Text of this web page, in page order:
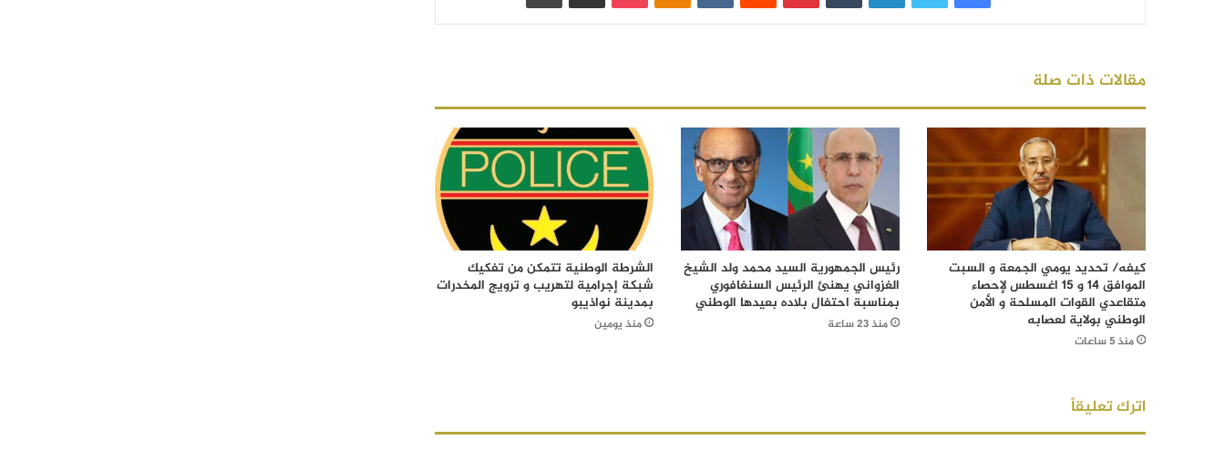
مقالات ذات صلة
كيفه/ تحديد يومي الجمعة و السبت
الموافق 14 و 15 اغسطس لإحصاء
متقاعدي القوات المسلحة و الأمن
الوطني بولاية لعصابه
منذ 5 ساعات
رئيس الجمهورية السيد محمد ولد الشيخ
الغزواني يهنئ الرئيس السنغافوري
بمناسبة احتفال بلاده بعيدها الوطني
منذ 23 ساعة
الشرطة الوطنية تتمكن من تفكيك
شبكة إجرامية لتهريب و ترويج المخدرات
بمدينة نواذيبو
منذ يومين
اترك تعليقاً